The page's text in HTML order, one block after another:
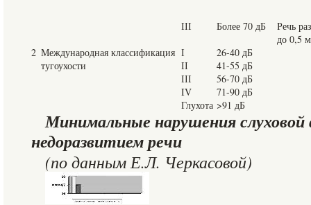
ІІІ Более 70 дБ
Речь
до 0,5
2 Международная классификация
тугоухости
І
26-40 дБ
ІІ
41-55 дБ
ІІІ
56-70 дБ
IV
71-90 дБ
Глухота >91 дБ
Минимальные нарушения слуховой
недоразвитием речи
(по данным Е.Л. Черкасовой)